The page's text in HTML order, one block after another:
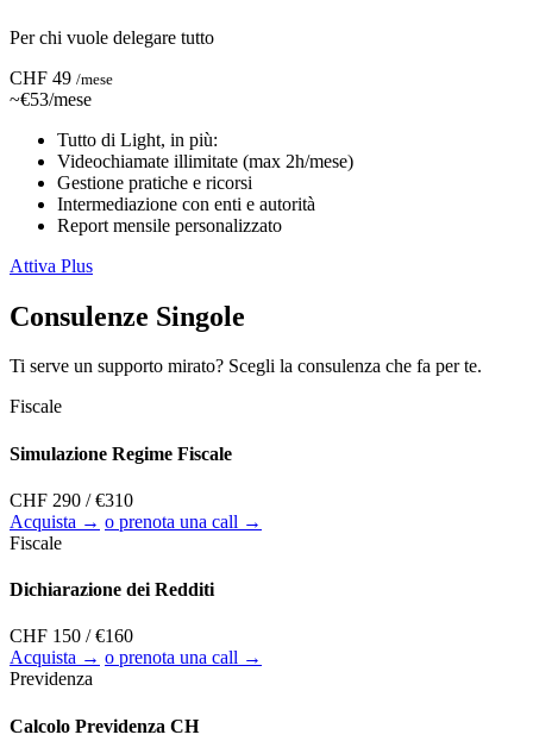
Per chi vuole delegare tutto
CHF 49 /mese
~€53/mese
Tutto di Light, in più:
Videochiamate illimitate (max 2h/mese)
Gestione pratiche e ricorsi
Intermediazione con enti e autorità
Report mensile personalizzato
Attiva Plus
Consulenze Singole
Ti serve un supporto mirato? Scegli la consulenza che fa per te.
Fiscale
Simulazione Regime Fiscale
CHF 290 / €310
Acquista → o prenota una call →
Fiscale
Dichiarazione dei Redditi
CHF 150 / €160
Acquista → o prenota una call →
Previdenza
Calcolo Previdenza CH